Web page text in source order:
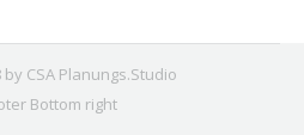
CSA Planungs.Studio
Bottom right